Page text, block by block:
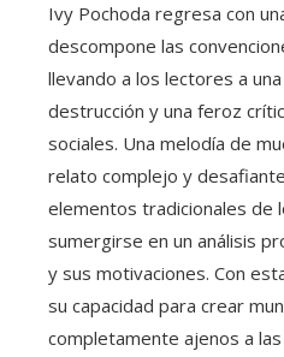
Ivy Pochoda regresa con
descompone las
llevando a los lectores a
destrucción y una feroz
sociales. Una melodía de
relato complejo y
elementos tradicionales de
sumergirse en un análisis
y sus motivaciones. Con
su capacidad para crear
completamente ajenos a